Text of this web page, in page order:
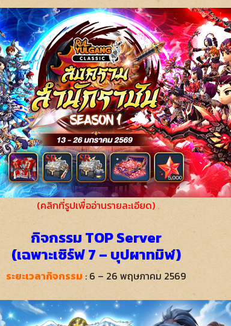
(คลิกที่รูปเพื่ออ่านรายละเอียด)
กิจกรรม TOP Server
(เฉพาะเซิร์ฟ 7 – บุปผาทมิฬ)
ระยะเวลากิจกรรม : 6 – 26 พฤษภาคม 2569